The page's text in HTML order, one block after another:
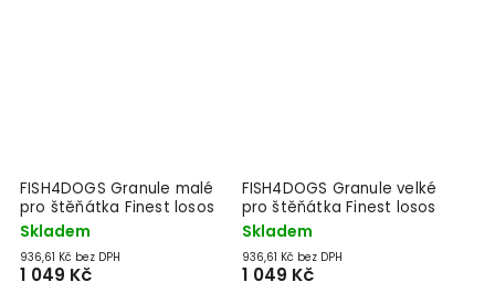
FISH4DOGS Granule malé
pro štěňátka Finest losos
se sladkými bramborami 6
Skladem
936,61 Kč bez DPH
1 049 Kč
FISH4DOGS Granule velké
pro štěňátka Finest losos
se sladkými bramborami 6
Skladem
936,61 Kč bez DPH
1 049 Kč